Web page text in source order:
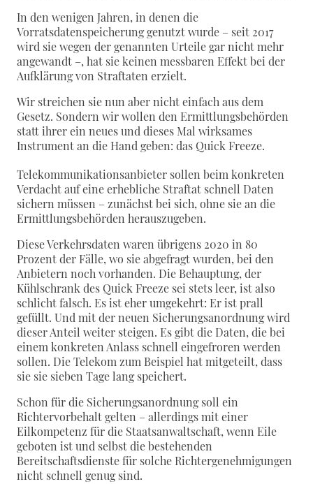
In den wenigen Jahren, in denen die
Vorratsdatenspeicherung genutzt wurde – seit 2017
wird sie wegen der genannten Urteile gar nicht mehr
angewandt –, hat sie keinen messbaren Effekt bei der
Aufklärung von Straftaten erzielt.
Wir streichen sie nun aber nicht einfach aus dem
Gesetz. Sondern wir wollen den Ermittlungsbehörden
statt ihrer ein neues und dieses Mal wirksames
Instrument an die Hand geben: das Quick Freeze.
Telekommunikationsanbieter sollen beim konkreten
Verdacht auf eine erhebliche Straftat schnell Daten
sichern müssen – zunächst bei sich, ohne sie an die
Ermittlungsbehörden herauszugeben.
Diese Verkehrsdaten waren übrigens 2020 in 80
Prozent der Fälle, wo sie abgefragt wurden, bei den
Anbietern noch vorhanden. Die Behauptung, der
Kühlschrank des Quick Freeze sei stets leer, ist also
schlicht falsch. Es ist eher umgekehrt: Er ist prall
gefüllt. Und mit der neuen Sicherungsanordnung wird
dieser Anteil weiter steigen. Es gibt die Daten, die bei
einem konkreten Anlass schnell eingefroren werden
sollen. Die Telekom zum Beispiel hat mitgeteilt, dass
sie sie sieben Tage lang speichert.
Schon für die Sicherungsanordnung soll ein
Richtervorbehalt gelten – allerdings mit einer
Eilkompetenz für die Staatsanwaltschaft, wenn Eile
geboten ist und selbst die bestehenden
Bereitschaftsdienste für solche Richtergenehmigungen
nicht schnell genug sind.